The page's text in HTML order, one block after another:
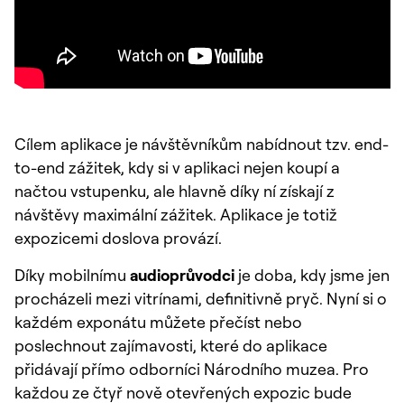
Cílem aplikace je návštěvníkům nabídnout tzv. end-
to-end zážitek, kdy si v aplikaci nejen koupí a
načtou vstupenku, ale hlavně díky ní získají z
návštěvy maximální zážitek. Aplikace je totiž
expozicemi doslova provází.
Díky mobilnímu audioprůvodcije doba, kdy jsme jen
procházeli mezi vitrínami, definitivně pryč. Nyní si o
každém exponátu můžete přečíst nebo
poslechnout zajímavosti, které do aplikace
přidávají přímo odborníci Národního muzea. Pro
každou ze čtyř nově otevřených expozic bude